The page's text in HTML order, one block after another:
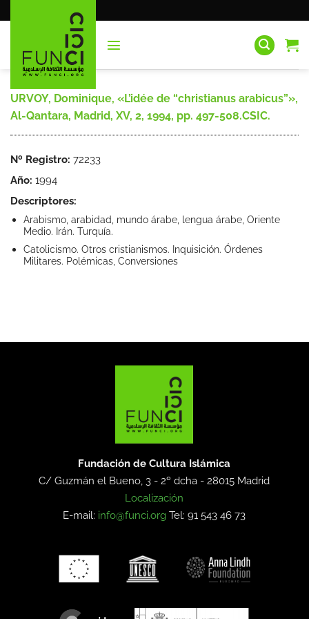
al
URVOY, Dominique, «L’idée de “christianus arabicus”»,
Al-Qantara, Madrid, XV, 2, 1994, pp. 497-508.CSIC.
Nº Registro: 72233
Año: 1994
Descriptores:
Arabismo, arabidad, mundo árabe, lengua árabe, Oriente
Medio. Irán. Turquía.
Catolicismo. Otros cristianismos. Inquisición. Órdenes
Militares. Polémicas, Conversiones
Fundación de Cultura Islámica
C/ Guzmán el Bueno, 3 - 2º dcha -28015 Madrid
Localización
E-mail: info@funci.org Tel: 91 543 46 73